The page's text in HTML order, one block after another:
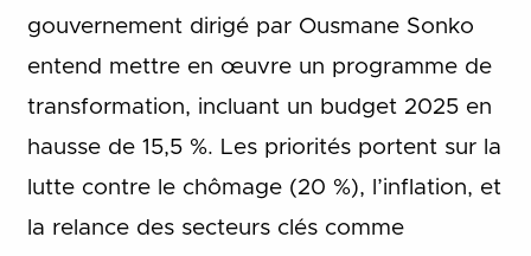
gouvernement dirigé par Ousmane Sonko
entend mettre en œuvre un programme de
transformation, incluant un budget 2025 en
hausse de 15,5 %. Les priorités portent sur la
lutte contre le chômage (20 %), l’inflation, et
la relance des secteurs clés comme